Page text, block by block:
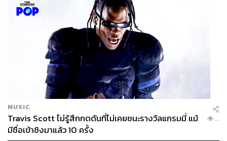
MUSIC
Travis Scott ไม่รู้สึกกดดันที่ไม่เคยชนะรางวัลแกรมมี่ แม้
มีชื่อเข้าชิงมาแล้ว 10 ครั้ง
...